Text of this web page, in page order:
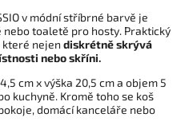
v módní stříbrné barvě je
nebo toaletě pro hosty. Praktický
které nejen diskrétně skrývá
nebo skříni.
cm x výška 20,5 cm a objem 5
kuchyně. Kromě toho se koš
domácí kanceláře nebo